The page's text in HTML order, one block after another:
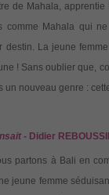
de Mahala,
comme Mahala qui
destin. La jeune
! Sans oublier que,
un nouveau genre :
- Didier
partons à Bali en
jeune femme